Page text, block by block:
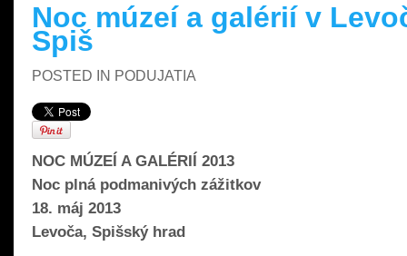
Noc múzeí a galérií v
Spiš
POSTED IN PODUJATIA
NOC MÚZEÍ A GALÉRIÍ 2013
Noc plná podmanivých zážitkov
18. máj 2013
Levoča, Spišský hrad